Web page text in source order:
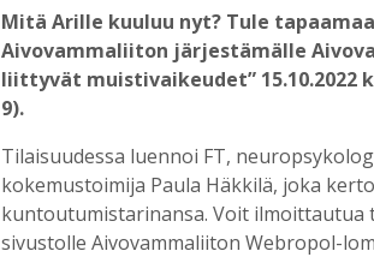
Mitä Arille kuuluu nyt? Tule
Aivovammaliiton järjestämälle
liittyvät muistivaikeudet” 15.10.2022
9).
Tilaisuudessa luennoi FT,
kokemustoimija Paula Häkkilä, joka
kuntoutumistarinansa. Voit ilmoittautua
sivustolle Aivovammaliiton Webropol-